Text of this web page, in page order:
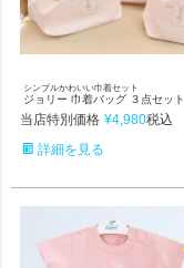
シンプルかわいい巾着セット
ジョリー 巾着バッグ ３点セット
当店特別価格 ¥4,980税込
詳細を見る